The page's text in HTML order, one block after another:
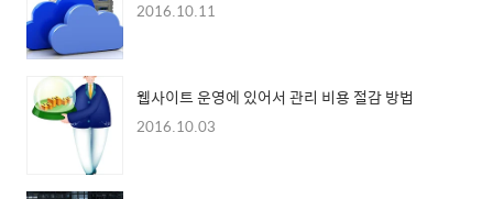
2016.10.11
웹사이트 운영에 있어서 관리 비용 절감 방법
2016.10.03